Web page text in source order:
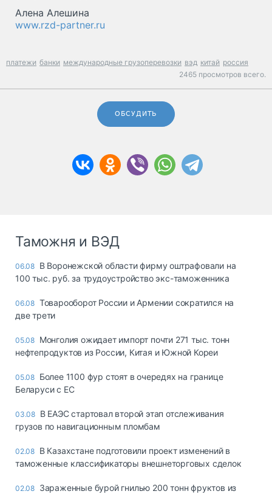
Алена Алешина
www.rzd-partner.ru
платежи банки международные грузоперевозки вэд китай россия
2465 просмотров всего.
ОБСУДИТЬ
Таможня и ВЭД
06.08 В Воронежской области фирму оштрафовали на
100 тыс. руб. за трудоустройство экс-таможенника
06.08 Товарооборот России и Армении сократился на
две трети
05.08 Монголия ожидает импорт почти 271 тыс. тонн
нефтепродуктов из России, Китая и Южной Кореи
05.08 Более 1100 фур стоят в очередях на границе
Беларуси с ЕС
03.08 В ЕАЭС стартовал второй этап отслеживания
грузов по навигационным пломбам
02.08 В Казахстане подготовили проект изменений в
таможенные классификаторы внешнеторговых сделок
02.08 Зараженные бурой гнилью 200 тонн фруктов из